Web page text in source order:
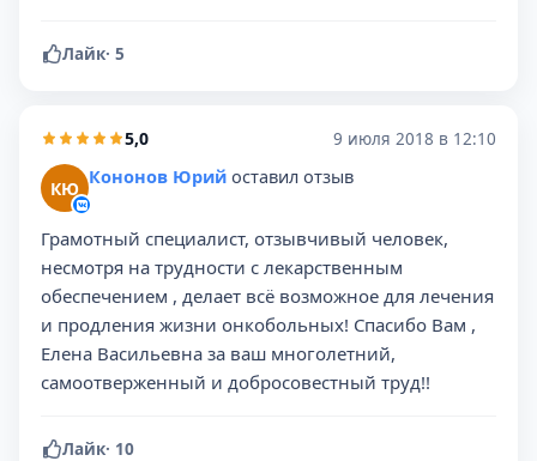
Лайк· 5
5,0 9 июля 2018 в 12:10
КЮ Кононов Юрий оставил отзыв
Грамотный специалист, отзывчивый человек,
несмотря на трудности с лекарственным
обеспечением , делает всё возможное для лечения
и продления жизни онкобольных! Спасибо Вам ,
Елена Васильевна за ваш многолетний,
самоотверженный и добросовестный труд!!
Лайк· 10